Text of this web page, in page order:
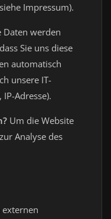
Impressum).
Daten werden
Sie uns diese
automatisch
unsere IT-
Adresse).
Um die Website
Analyse des